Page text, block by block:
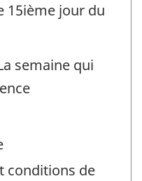
15ième jour du
semaine qui
conditions de